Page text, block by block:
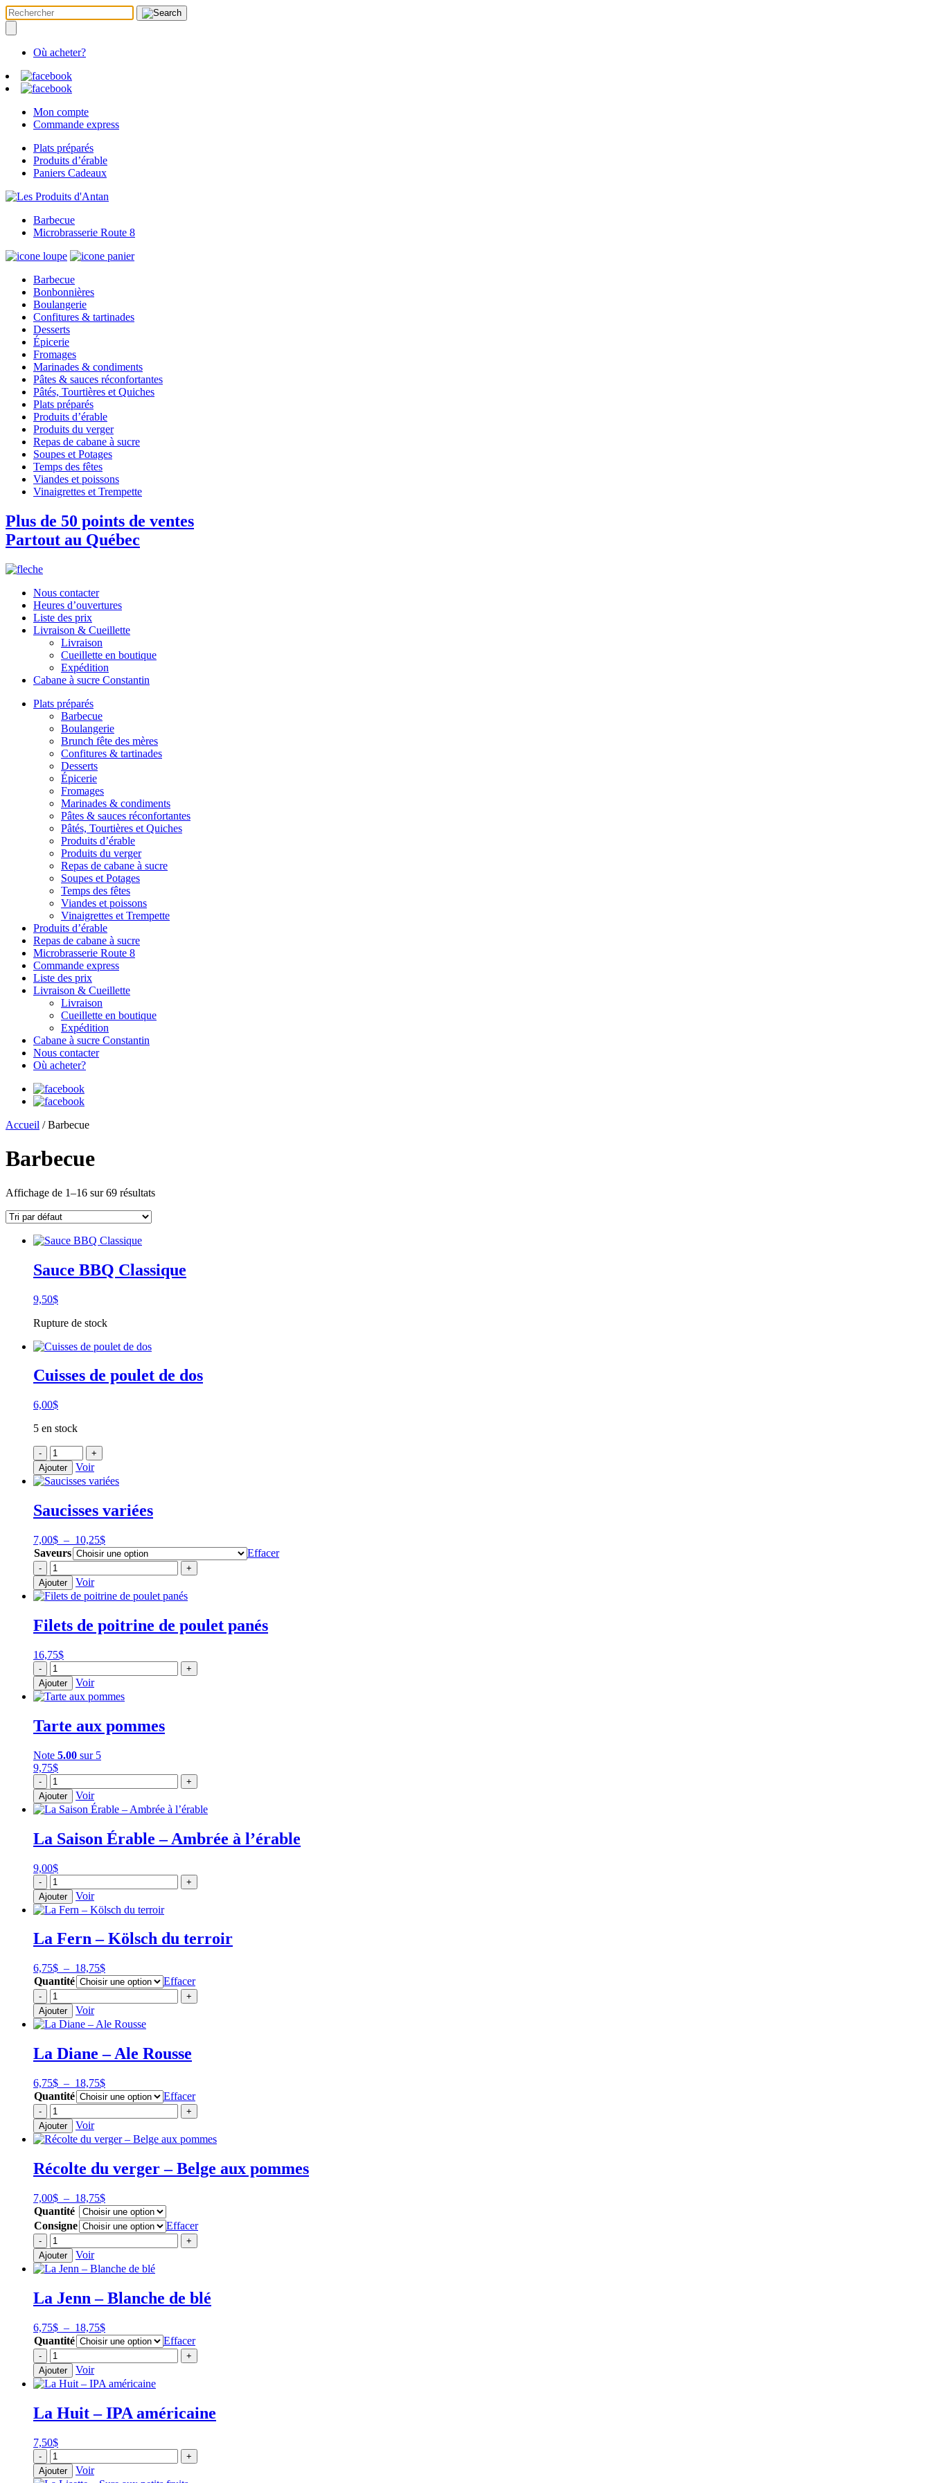
Où acheter?
Mon compte
Commande express
Plats préparés
Produits d’érable
Paniers Cadeaux
Barbecue
Microbrasserie Route 8
Barbecue
Bonbonnières
Boulangerie
Confitures & tartinades
Desserts
Épicerie
Fromages
Marinades & condiments
Pâtes & sauces réconfortantes
Pâtés, Tourtières et Quiches
Plats préparés
Produits d’érable
Produits du verger
Repas de cabane à sucre
Soupes et Potages
Temps des fêtes
Viandes et poissons
Vinaigrettes et Trempette
Plus de 50 points de ventes
Partout au Québec
Nous contacter
Heures d’ouvertures
Liste des prix
Livraison & Cueillette
Livraison
Cueillette en boutique
Expédition
Cabane à sucre Constantin
Plats préparés
Barbecue
Boulangerie
Brunch fête des mères
Confitures & tartinades
Desserts
Épicerie
Fromages
Marinades & condiments
Pâtes & sauces réconfortantes
Pâtés, Tourtières et Quiches
Produits d’érable
Produits du verger
Repas de cabane à sucre
Soupes et Potages
Temps des fêtes
Viandes et poissons
Vinaigrettes et Trempette
Produits d’érable
Repas de cabane à sucre
Microbrasserie Route 8
Commande express
Liste des prix
Livraison & Cueillette
Livraison
Cueillette en boutique
Expédition
Cabane à sucre Constantin
Nous contacter
Où acheter?
Accueil / Barbecue
Barbecue
Affichage de 1–16 sur 69 résultats
Sauce BBQ Classique
9,50$
Rupture de stock
Cuisses de poulet de dos
6,00$
5 en stock
-
quantité
de
Cuisses
de
de
+
Ajouter
Voir
Saucisses variées
7,00$ – 10,25$Plage
de
prix :
7,00$
10,25$
Saveurs Effacer
-
quantité
de
Saucisses
variées
+
Ajouter
Voir
Filets de poitrine de poulet panés
16,75$
-
quantité
de
Filets
de
de
panés
+
Ajouter
Voir
Tarte aux pommes
Note 5.00 sur 5
9,75$
-
quantité
de
Tarte
aux
+
Ajouter
Voir
La Saison Érable – Ambrée à l’érable
9,00$
-
quantité
de
La
Saison
-
à
l'érable
+
Ajouter
Voir
La Fern – Kölsch du terroir
6,75$ – 18,75$Plage
de
prix :
6,75$
18,75$
Quantité Effacer
-
quantité
de
La
Fern
Kölsch
terroir
+
Ajouter
Voir
La Diane – Ale Rousse
6,75$ – 18,75$Plage
de
prix :
6,75$
18,75$
Quantité Effacer
-
quantité
de
La
Diane
Ale
+
Ajouter
Voir
Récolte du verger – Belge aux pommes
7,00$ – 18,75$Plage
de
prix :
7,00$
à
Quantité
Consigne
Effacer
-
quantité
de
Récolte
du
-
aux
pommes
+
Ajouter
Voir
La Jenn – Blanche de blé
6,75$ – 18,75$Plage
de
prix :
6,75$
18,75$
Quantité Effacer
-
quantité
de
La
Jenn
Blanche
blé
+
Ajouter
Voir
La Huit – IPA américaine
7,50$
-
quantité
de
La
+
Ajouter
Voir